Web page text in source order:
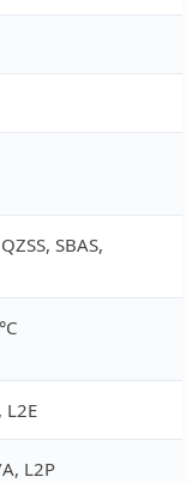
SBAS,
L2E
L2P